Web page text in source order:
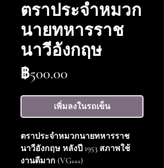
ตราประจำหมวก
นายทหารราช
นาวีอังกฤษ
฿500.00
เพิ่มลงในรถเข็น
ตราประจำหมวกนายทหารราช
นาวีอังกฤษ หลังปี 1953 สภาพใช้
งานดีมาก (VG+++)